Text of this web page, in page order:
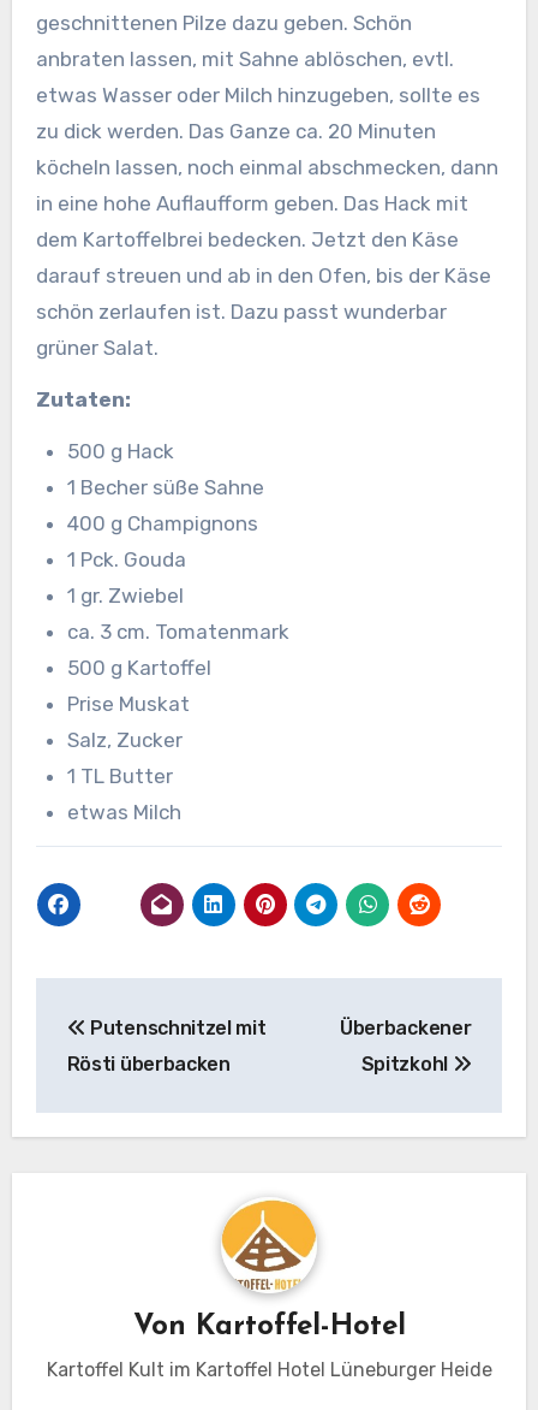
geschnittenen Pilze dazu geben. Schön
anbraten lassen, mit Sahne ablöschen, evtl.
etwas Wasser oder Milch hinzugeben, sollte es
zu dick werden. Das Ganze ca. 20 Minuten
köcheln lassen, noch einmal abschmecken, dann
in eine hohe Auflaufform geben. Das Hack mit
dem Kartoffelbrei bedecken. Jetzt den Käse
darauf streuen und ab in den Ofen, bis der Käse
schön zerlaufen ist. Dazu passt wunderbar
grüner Salat.
Zutaten:
500 g Hack
1 Becher süße Sahne
400 g Champignons
1 Pck. Gouda
1 gr. Zwiebel
ca. 3 cm. Tomatenmark
500 g Kartoffel
Prise Muskat
Salz, Zucker
1 TL Butter
etwas Milch
Putenschnitzel mit
Rösti überbacken
Überbackener
Spitzkohl
Von Kartoffel-Hotel
Kartoffel Kult im Kartoffel Hotel Lüneburger Heide